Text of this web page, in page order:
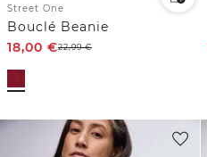
Street One
Bouclé Beanie
18,00 €22,99€